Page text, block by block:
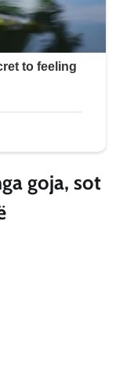
goja, sot